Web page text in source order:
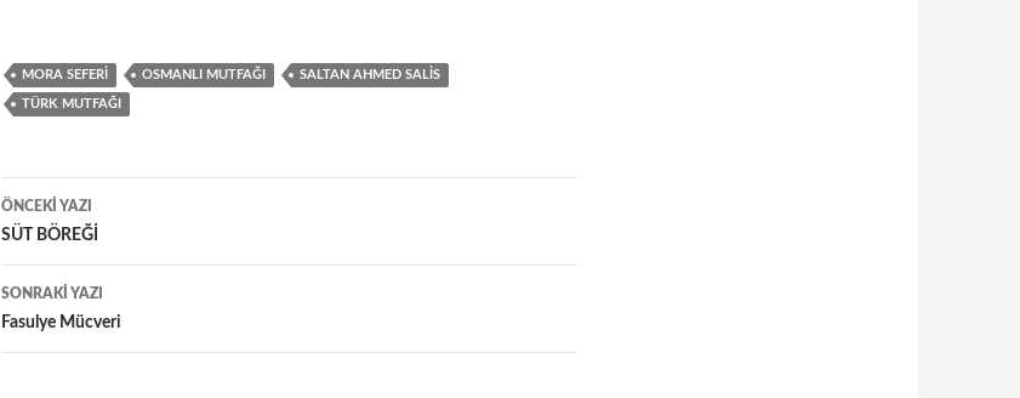
MORA SEFERI OSMANLI MUTFAĞI SALTAN AHMED SALIS
TÜRK MUTFAĞI
Yazı
dolaşımı
ÖNCEKI YAZI
SÜT BÖREĞİ
SONRAKI YAZI
Fasulye Mücveri